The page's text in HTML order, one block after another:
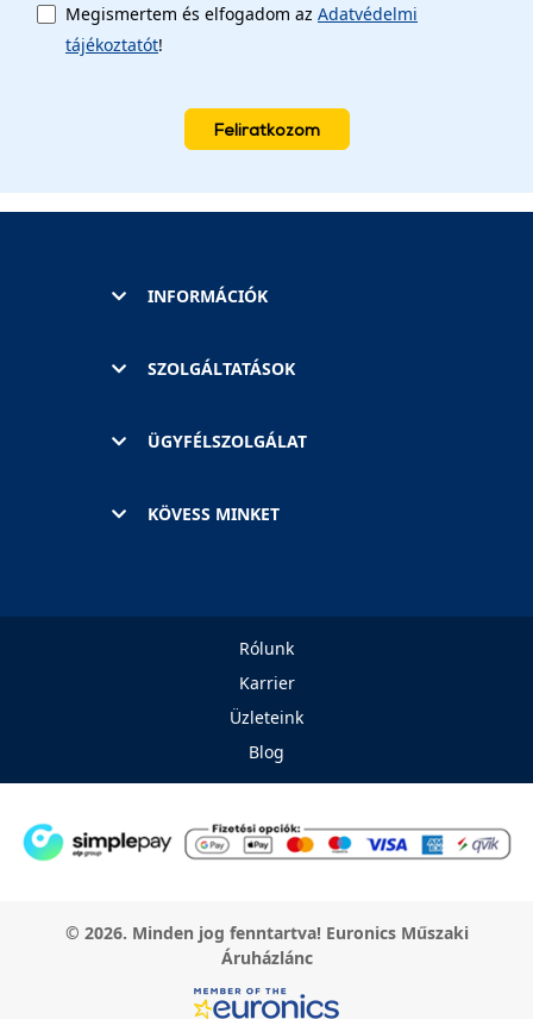
Megismertem és elfogadom az Adatvédelmi
tájékoztatót!
Feliratkozom
INFORMÁCIÓK
SZOLGÁLTATÁSOK
ÜGYFÉLSZOLGÁLAT
KÖVESS MINKET
Rólunk
Karrier
Üzleteink
Blog
© 2026. Minden jog fenntartva! Euronics Műszaki
Áruházlánc